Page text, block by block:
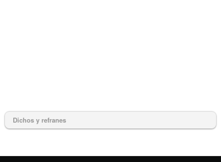
Dichos y refranes